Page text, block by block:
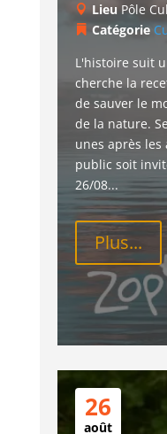
Lieu Pôle
Catégorie
L'histoire suit
cherche la
de sauver le
de la nature.
unes après
public soit
26/08...
Plus...
26
août